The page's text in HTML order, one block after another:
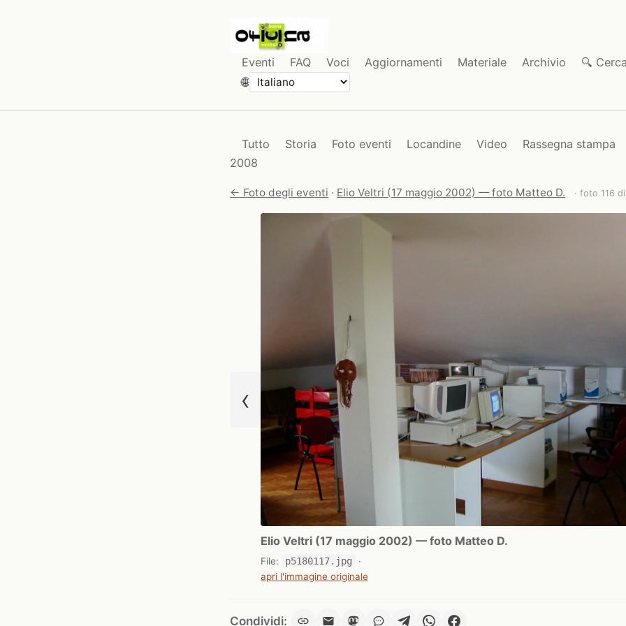
Eventi FAQ Voci Aggiornamenti Materiale Archivio
🔍
🌐
Tutto Storia Foto eventi Locandine Video
Rassegna stampa
2008
← Foto degli eventi · Elio Veltri (17 maggio 2002) — foto Matteo D. · foto 116
‹
Elio Veltri (17 maggio 2002) — foto Matteo D.
File: p5180117.jpg
·
apri l'immagine originale
Condividi: